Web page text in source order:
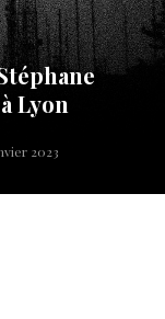
Lyon
2023